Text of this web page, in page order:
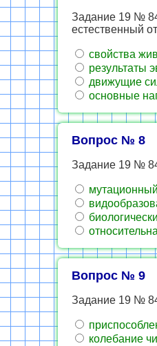
Задание 19 №
естественный
свойства
результаты
движущие
основные
Вопрос № 8
Задание 19 №
Вопрос № 9
Задание 19 №
колебание